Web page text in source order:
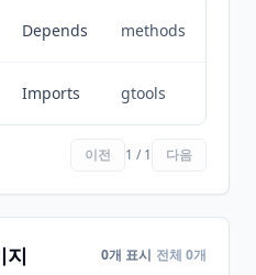
Depends methods
Imports gtools
이전 1 / 1 다음
지 0개 표시 전체 0개